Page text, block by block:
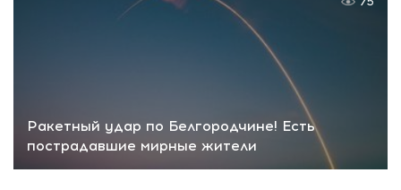
Ракетный удар по Белгородчине! Есть
пострадавшие мирные жители